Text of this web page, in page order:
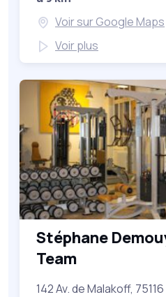
Voir sur Google Maps
Voir plus
Stéphane
Team
142 Av. de Malakoff,